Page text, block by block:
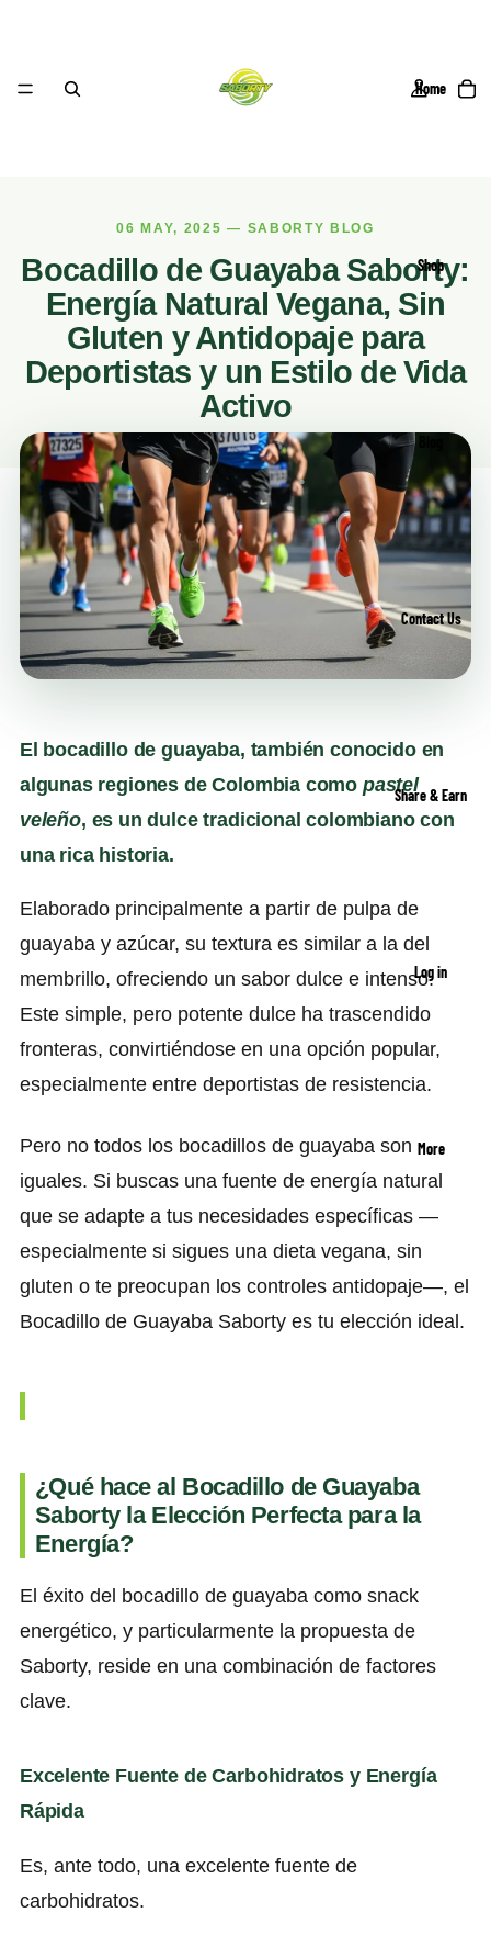
Home
Shop
Contact Us
Share & Earn
Log in
More
06 MAY, 2025 — SABORTY BLOG
Bocadillo de Guayaba Saborty:
Energía Natural Vegana, Sin
Gluten y Antidopaje para
Deportistas y un Estilo de Vida
Activo
El bocadillo de guayaba, también conocido en
algunas regiones de Colombia como pastel
veleño, es un dulce tradicional colombiano con
una rica historia.
Elaborado principalmente a partir de pulpa de
guayaba y azúcar, su textura es similar a la del
membrillo, ofreciendo un sabor dulce e intenso.
Este simple, pero potente dulce ha trascendido
fronteras, convirtiéndose en una opción popular,
especialmente entre deportistas de resistencia.
Pero no todos los bocadillos de guayaba son
iguales. Si buscas una fuente de energía natural
que se adapte a tus necesidades específicas —
especialmente si sigues una dieta vegana, sin
gluten o te preocupan los controles antidopaje—, el
Bocadillo de Guayaba Saborty es tu elección ideal.
¿Qué hace al Bocadillo de Guayaba
Saborty la Elección Perfecta para la
Energía?
El éxito del bocadillo de guayaba como snack
energético, y particularmente la propuesta de
Saborty, reside en una combinación de factores
clave.
Excelente Fuente de Carbohidratos y Energía
Rápida
Es, ante todo, una excelente fuente de
carbohidratos.